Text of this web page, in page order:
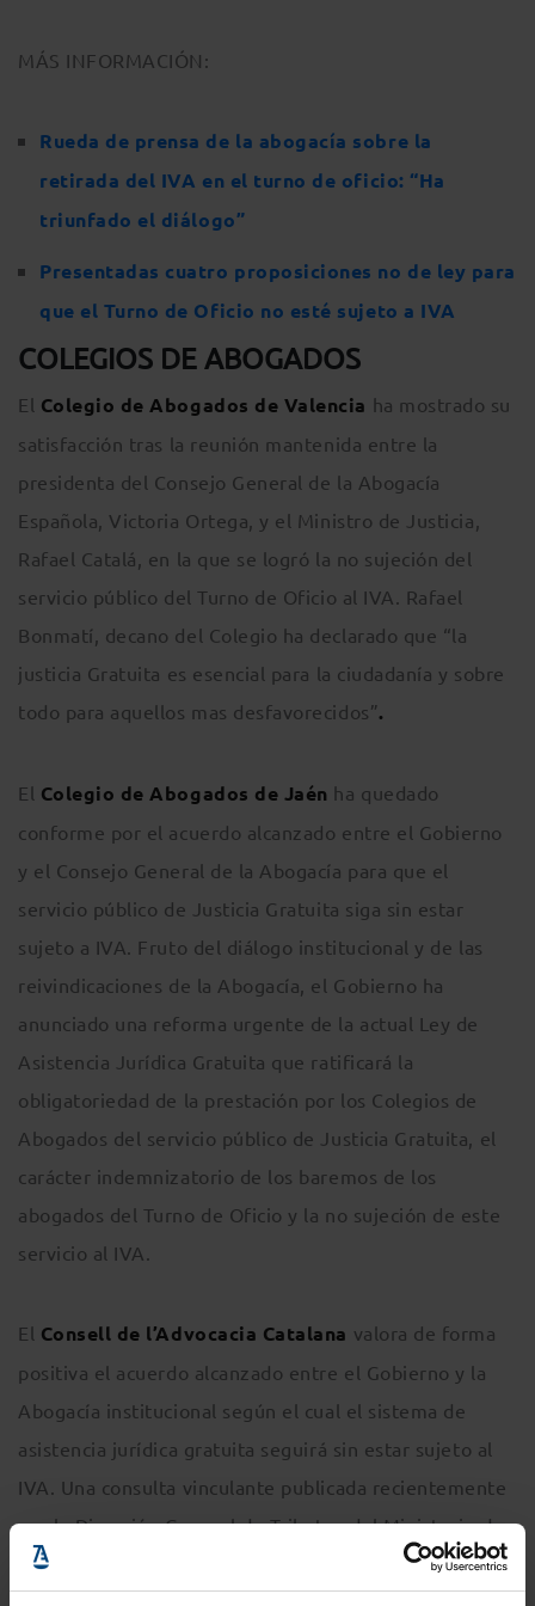
MÁS INFORMACIÓN:
Rueda de prensa de la abogacía sobre la
retirada del IVA en el turno de oficio: “Ha
triunfado el diálogo”
Presentadas cuatro proposiciones no de ley para
que el Turno de Oficio no esté sujeto a IVA
COLEGIOS DE ABOGADOS
El Colegio de Abogados de Valencia ha mostrado su
satisfacción tras la reunión mantenida entre la
presidenta del Consejo General de la Abogacía
Española, Victoria Ortega, y el Ministro de Justicia,
Rafael Catalá, en la que se logró la no sujeción del
servicio público del Turno de Oficio al IVA. Rafael
Bonmatí, decano del Colegio ha declarado que “la
justicia Gratuita es esencial para la ciudadanía y sobre
todo para aquellos mas desfavorecidos”.
El Colegio de Abogados de Jaén ha quedado
conforme por el acuerdo alcanzado entre el Gobierno
y el Consejo General de la Abogacía para que el
servicio público de Justicia Gratuita siga sin estar
sujeto a IVA. Fruto del diálogo institucional y de las
reivindicaciones de la Abogacía, el Gobierno ha
anunciado una reforma urgente de la actual Ley de
Asistencia Jurídica Gratuita que ratificará la
obligatoriedad de la prestación por los Colegios de
Abogados del servicio público de Justicia Gratuita, el
carácter indemnizatorio de los baremos de los
abogados del Turno de Oficio y la no sujeción de este
servicio al IVA.
El Consell de l’Advocacia Catalana valora de forma
positiva el acuerdo alcanzado entre el Gobierno y la
Abogacía institucional según el cual el sistema de
asistencia jurídica gratuita seguirá sin estar sujeto al
IVA. Una consulta vinculante publicada recientemente
por la Dirección General de Tributos del Ministerio de
Hacienda interpretaba que el servicio que prestan los